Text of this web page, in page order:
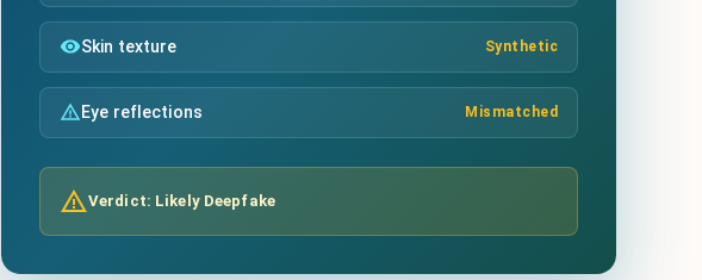
Skin texture Synthetic
Eye reflections Mismatched
Verdict: Likely Deepfake